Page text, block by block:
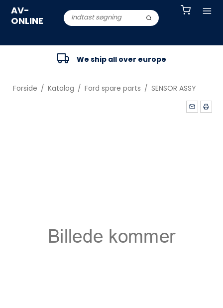
AV-
ONLINE
We ship all over europe
Forside / Katalog / Ford spare parts / SENSOR ASSY